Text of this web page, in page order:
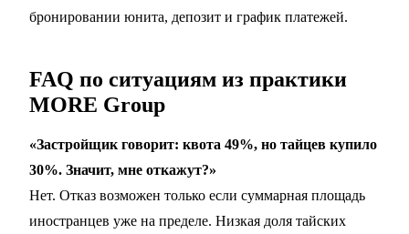
бронировании юнита, депозит и график платежей.
FAQ по ситуациям из практики
MORE Group
«Застройщик говорит: квота 49%, но тайцев купило
30%. Значит, мне откажут?»
Нет. Отказ возможен только если суммарная площадь
иностранцев уже на пределе. Низкая доля тайских